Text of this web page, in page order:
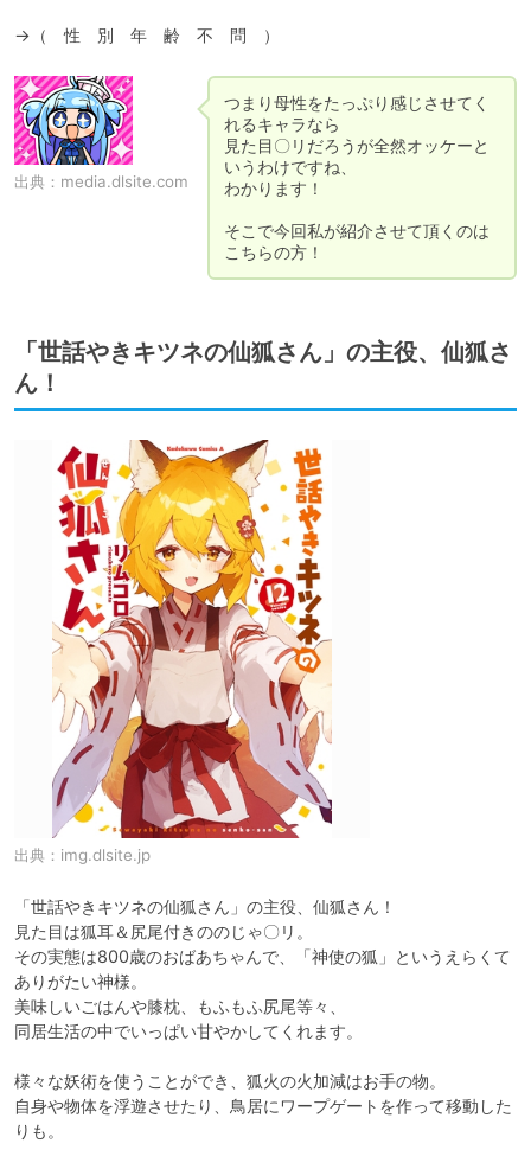
→（　性　別　年　齢　不　問　）
出典： media.dlsite.com
つまり母性をたっぷり感じさせてく
れるキャラなら
見た目〇リだろうが全然オッケーと
いうわけですね、
わかります！
そこで今回私が紹介させて頂くのは
こちらの方！
「世話やきキツネの仙狐さん」の主役、仙狐さ
ん！
出典： img.dlsite.jp
「世話やきキツネの仙狐さん」の主役、仙狐さん！
見た目は狐耳＆尻尾付きののじゃ〇リ。
その実態は800歳のおばあちゃんで、「神使の狐」というえらくて
ありがたい神様。
美味しいごはんや膝枕、もふもふ尻尾等々、
同居生活の中でいっぱい甘やかしてくれます。
様々な妖術を使うことができ、狐火の火加減はお手の物。
自身や物体を浮遊させたり、鳥居にワープゲートを作って移動した
りも。